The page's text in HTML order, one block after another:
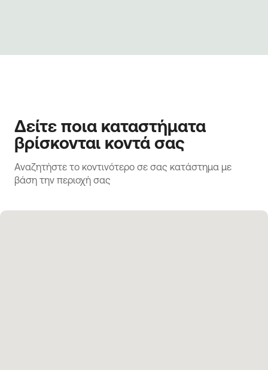
Δείτε ποια καταστήματα
βρίσκονται κοντά σας
Αναζητήστε το κοντινότερο σε σας κατάστημα με
βάση την περιοχή σας